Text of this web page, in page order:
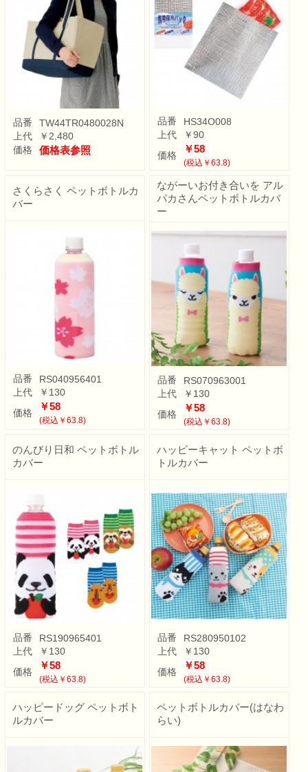
品番
TW44TR0480028N
上代
￥2,480
価格
価格表参照
品番
HS34O008
上代
￥90
価格
￥58
(税込￥63.8)
さくらさく ペットボトルカ
バー
品番
RS040956401
上代
￥130
価格
￥58
(税込￥63.8)
ながーいお付き合いを アル
パカさんペットボトルカバ
ー
品番
RS070963001
上代
￥130
価格
￥58
(税込￥63.8)
のんびり日和 ペットボトル
カバー
品番
RS190965401
上代
￥130
価格
￥58
(税込￥63.8)
ハッピーキャット ペットボ
トルカバー
品番
RS280950102
上代
￥130
価格
￥58
(税込￥63.8)
ハッピードッグ ペットボト
ルカバー
ペットボトルカバー(はなわ
らい)